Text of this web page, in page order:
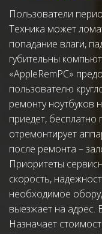
Пользователи
Техника может
попадание влаги,
губительны
«AppleRemPC»
пользователю
ремонту ноутбуков
приедет, бесплатно
отремонтирует
после ремонта –
Приоритеты
скорость,
необходимое
выезжает на адрес.
Назначает